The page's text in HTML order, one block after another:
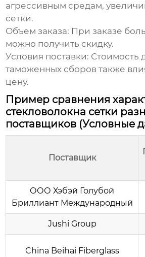
агрессивным средам,
сетки.
Объем заказа: При заказе
можно получить скидку.
Условия поставки: Стоимость
таможенных сборов также
цену.
Пример сравнения
стекловолокна сетки
поставщиков (Условные
Поставщик
ООО Хэбэй Голубой
Бриллиант Международный
Jushi Group
China Beihai Fiberglass